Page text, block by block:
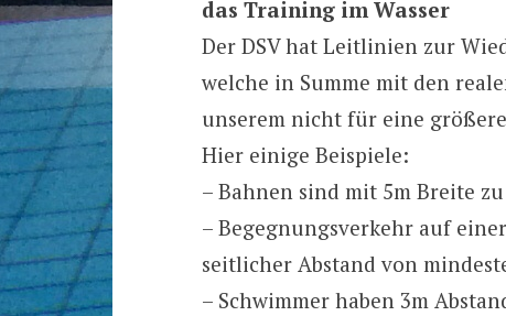
das Training im Wasser
Der DSV hat Leitlinien zur
welche in Summe mit den
unserem nicht für eine
Hier einige Beispiele:
– Bahnen sind mit 5m Breite
– Begegnungsverkehr auf
seitlicher Abstand von
– Schwimmer haben 3m